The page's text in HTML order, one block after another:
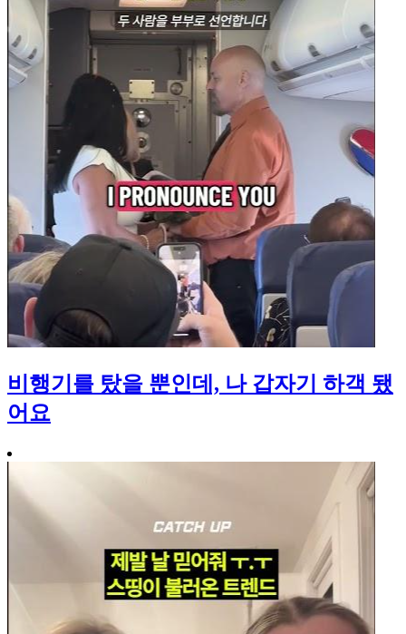
비행기를 탔을 뿐인데, 나 갑자기 하객 됐
어요